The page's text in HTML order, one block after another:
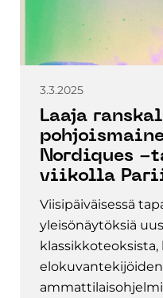
3.3.2025
Laaja
Nordiques -
viikolla
Viisipäiväisessä
yleisönäytöksiä
elokuvantekijöiden